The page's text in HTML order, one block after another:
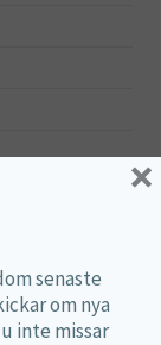
senaste
om nya
inte missar
×